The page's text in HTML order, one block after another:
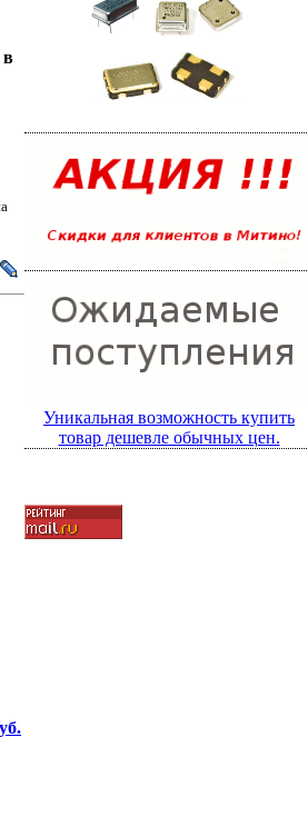
в
Уникальная возможность купить
товар дешевле обычных цен.